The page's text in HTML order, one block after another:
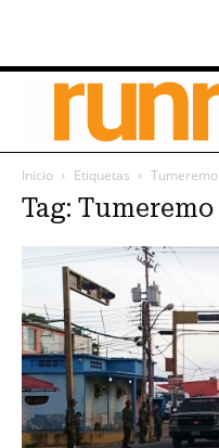
Inicio Etiquetas Tumeremo
Tag: Tumeremo